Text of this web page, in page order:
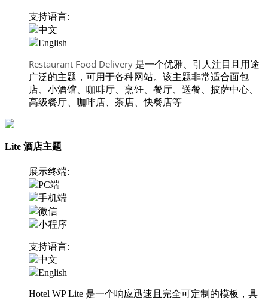
支持语言:
中文
English
Restaurant Food Delivery 是一个优雅、引人注目且用途
广泛的主题，可用于各种网站。该主题非常适合面包
店、小酒馆、咖啡厅、烹饪、餐厅、送餐、披萨中心、
高级餐厅、咖啡店、茶店、快餐店等
Lite 酒店主题
展示终端:
PC端
手机端
微信
小程序
支持语言:
中文
English
Hotel WP Lite 是一个响应迅速且完全可定制的模板，具